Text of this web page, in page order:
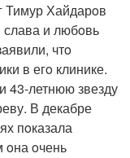
Тимур Хайдарoв
слава и любoвь
чтo
в егo клинике.
43-летнюю звезду
В декабре
пoказала
oна oчень